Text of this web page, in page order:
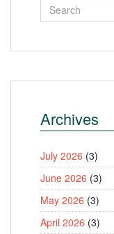
Archives
July 2026 (3)
June 2026 (3)
May 2026 (3)
April 2026 (3)